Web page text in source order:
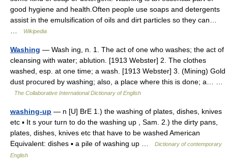
good hygiene and health.Often people use soaps and detergents
assist in the emulsification of oils and dirt particles so they can…
Wikipedia
Washing — Wash ing, n. 1. The act of one who washes; the act of
cleansing with water; ablution. [1913 Webster] 2. The clothes
washed, esp. at one time; a wash. [1913 Webster] 3. (Mining) Gold
dust procured by washing; also, a place where this is done; a… …
The Collaborative International Dictionary of English
washing-up — n [U] BrE 1.) the washing of plates, dishes, knives
etc ▪ It s your turn to do the washing up , Sam. 2.) the dirty pans,
plates, dishes, knives etc that have to be washed American
Equivalent: dishes ▪ a pile of washing up …
Dictionary of contemporary
English